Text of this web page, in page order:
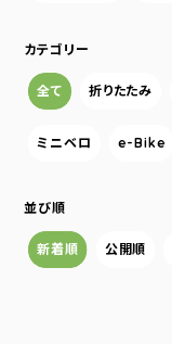
カテゴリー
全て 折りたたみ
ミニベロ e-Bike
並び順
新着順 公開順